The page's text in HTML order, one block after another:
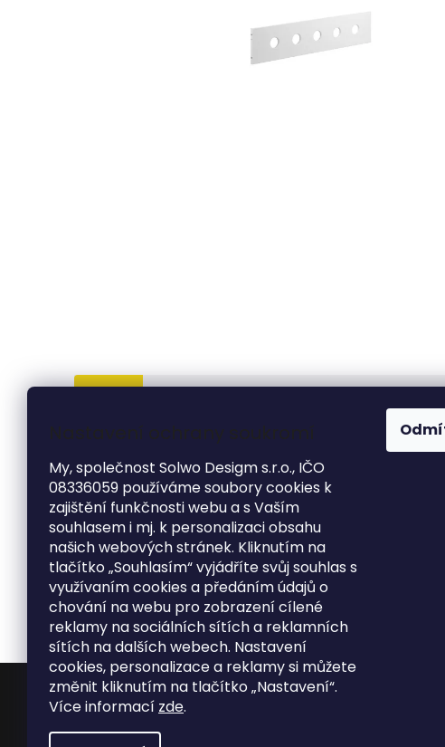
Nastavení ochrany soukromí
My, společnost Solwo Desigm s.r.o., IČO
08336059 používáme soubory cookies k
zajištění funkčnosti webu a s Vaším
souhlasem i mj. k personalizaci obsahu
našich webových stránek. Kliknutím na
tlačítko „Souhlasím“ vyjádříte svůj souhlas s
využívaním cookies a předáním údajů o
chování na webu pro zobrazení cílené
reklamy na sociálních sítích a reklamních
sítích na dalších webech. Nastavení
cookies, personalizace a reklamy si můžete
změnit kliknutím na tlačítko „Nastavení“.
Více informací zde.
DETAILNÍ POPIS PRODUKTU
Středová bezpečnostní zábrana pro White středně
bezpečnostní zábranu, abyste poskytli dítěti extra
40).Bezpečnostní zábrana je dostupná ve třech